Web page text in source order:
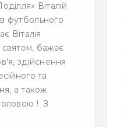
Віталій
футбольного
Віталія
бажає
здійснення
та
а також
! З